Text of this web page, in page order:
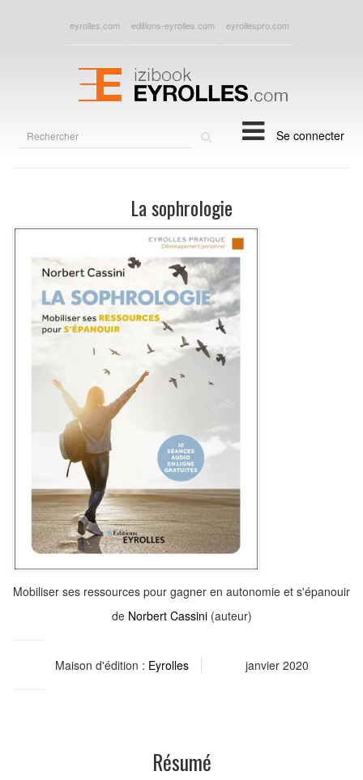
eyrolles.com editions-eyrolles.com eyrollespro.com
Se connecter
La sophrologie
Mobiliser ses ressources pour gagner en autonomie et s'épanouir
de Norbert Cassini(auteur)
Maison d'édition : Eyrolles janvier 2020
Résumé